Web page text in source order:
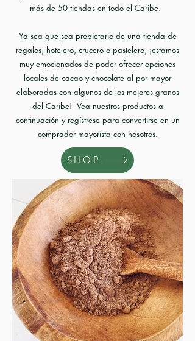
más de 50 tiendas en todo el Caribe.
Ya sea que sea propietario de una tienda de
regalos, hotelero, crucero o pastelero, ¡estamos
muy emocionados de poder ofrecer opciones
locales de cacao y chocolate al por mayor
elaboradas con algunos de los mejores granos
del Caribe! Vea nuestros productos a
continuación y regístrese para convertirse en un
comprador mayorista con nosotros.
SHOP